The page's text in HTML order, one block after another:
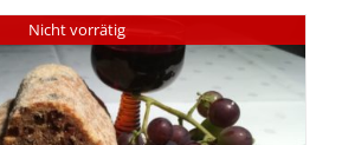
Nicht vorrätig